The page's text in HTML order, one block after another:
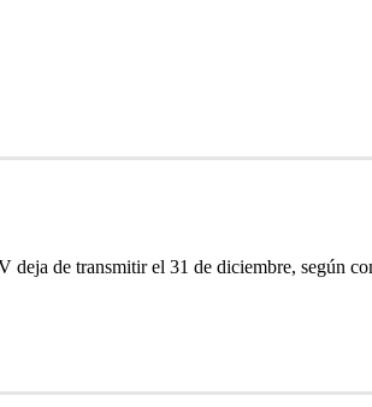
de transmitir el 31 de diciembre, según